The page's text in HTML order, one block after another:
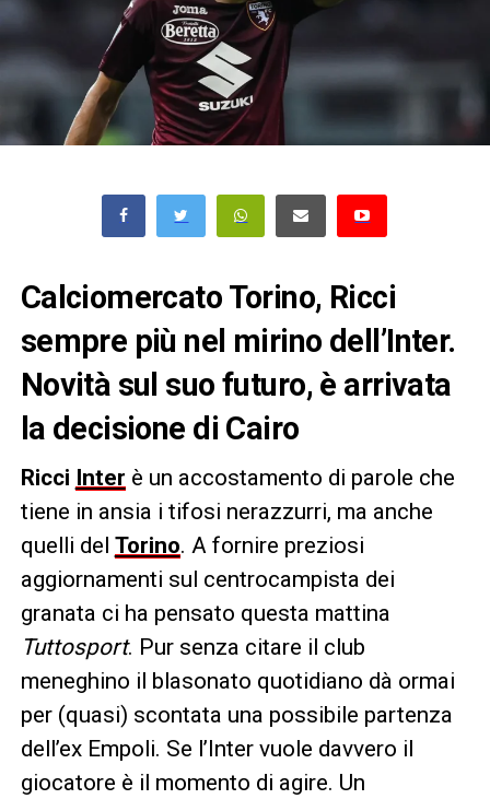
Calciomercato Torino, Ricci
sempre più nel mirino dell’Inter.
Novità sul suo futuro, è arrivata
la decisione di Cairo
Ricci Inter è un accostamento di parole che
tiene in ansia i tifosi nerazzurri, ma anche
quelli del Torino. A fornire preziosi
aggiornamenti sul centrocampista dei
granata ci ha pensato questa mattina
Tuttosport. Pur senza citare il club
meneghino il blasonato quotidiano dà ormai
per (quasi) scontata una possibile partenza
dell’ex Empoli. Se l’Inter vuole davvero il
giocatore è il momento di agire. Un